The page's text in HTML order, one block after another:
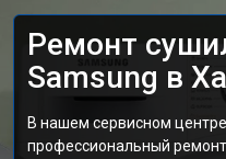
Ремонт
Samsung в
В нашем сервисном
профессиональный